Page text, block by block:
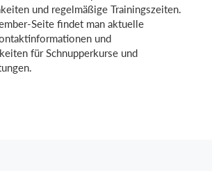
und regelmäßige Trainingszeiten.
Seite findet man aktuelle
und
für Schnupperkurse und